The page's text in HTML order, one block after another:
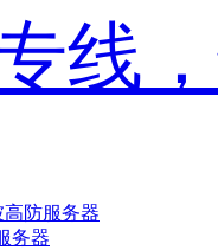
线
高防服务器
务器